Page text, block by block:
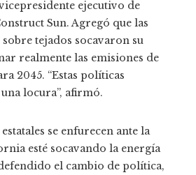
ejecutivo de
Sun. Agregó que las
tejados socavaron su
realmente las emisiones de
2045. “Estas políticas
locura”, afirmó.
se enfurecen ante la
esté socavando la energía
el cambio de política,